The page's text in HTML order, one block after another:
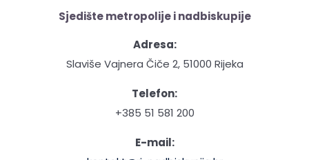
Sjedište metropolije i nadbiskupije
Adresa:
Slaviše Vajnera Čiče 2, 51000 Rijeka
Telefon:
+385 51 581 200
E-mail: